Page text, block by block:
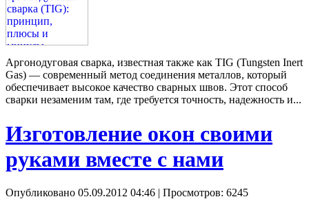
Аргонодуговая сварка, известная также как TIG (Tungsten Inert
Gas) — современный метод соединения металлов, который
обеспечивает высокое качество сварных швов. Этот способ
сварки незаменим там, где требуется точность, надежность и...
Изготовление окон своими
руками вместе с нами
Опубликовано 05.09.2012 04:46 | Просмотров: 6245